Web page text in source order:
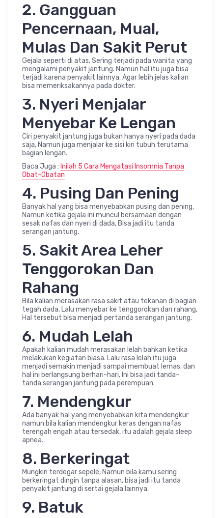
2. Gangguan
Pencernaan, Mual,
Mulas Dan Sakit Perut
Gejala seperti di atas, Sering terjadi pada wanita yang
mengalami penyakit jantung. Namun hal itu juga bisa
terjadi karena penyakit lainnya. Agar lebih jelas kalian
bisa memeriksakannya pada dokter.
3. Nyeri Menjalar
Menyebar Ke Lengan
Ciri penyakit jantung juga bukan hanya nyeri pada dada
saja, Namun juga menjalar ke sisi kiri tubuh terutama
bagian lengan.
Baca Juga : Inilah 5 Cara Mengatasi Insomnia Tanpa
Obat-Obatan
4. Pusing Dan Pening
Banyak hal yang bisa menyebabkan pusing dan pening,
Namun ketika gejala ini muncul bersamaan dengan
sesak nafas dan nyeri di dada, Bisa jadi itu tanda
serangan jantung.
5. Sakit Area Leher
Tenggorokan Dan
Rahang
Bila kalian merasakan rasa sakit atau tekanan di bagian
tegah dada, Lalu menyebar ke tenggorokan dan rahang,
Hal tersebut bisa menjadi pertanda serangan jantung.
6. Mudah Lelah
Apakah kalian mudah merasakan lelah bahkan ketika
melakukan kegiatan biasa. Lalu rasa lelah itu juga
menjadi semakin menjadi sampai membuat lemas, dan
hal ini berlangsung berhari-hari, Ini bisa jadi tanda-
tanda serangan jantung pada perempuan.
7. Mendengkur
Ada banyak hal yang menyebabkan kita mendengkur
namun bila kalian mendengkur keras dengan nafas
terengah engah atau tersedak, itu adalah gejala sleep
apnea.
8. Berkeringat
Mungkin terdegar sepele, Namun bila kamu sering
berkeringat dingin tanpa alasan, bisa jadi itu tanda
penyakit jantung di sertai gejala lainnya.
9. Batuk